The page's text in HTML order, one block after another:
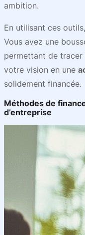
ambition.
En utilisant ces
Vous avez une
permettant de
votre vision en une
solidement financée.
Méthodes de
d’entreprise